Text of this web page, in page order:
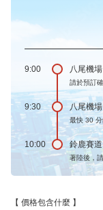
9:00 八尾機
請於預訂
9:30 八尾機
最快 30 分
10:00 鈴鹿賽
著陸後，
價格包含什麼